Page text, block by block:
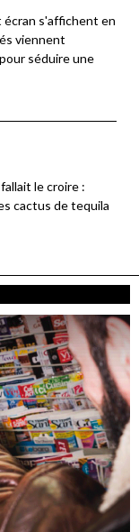
écran s'affichent en
viennent
séduire une
le croire :
cactus de tequila